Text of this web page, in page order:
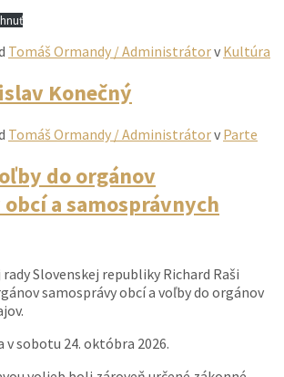
Tomáš Ormandy / Administrátorv Kultúra
Konečný
Tomáš Ormandy / Administrátorv Parte
do orgánov
a samosprávnych
Slovenskej republiky Richard Raši
samosprávy obcí a voľby do orgánov
v sobotu 24. októbra 2026.